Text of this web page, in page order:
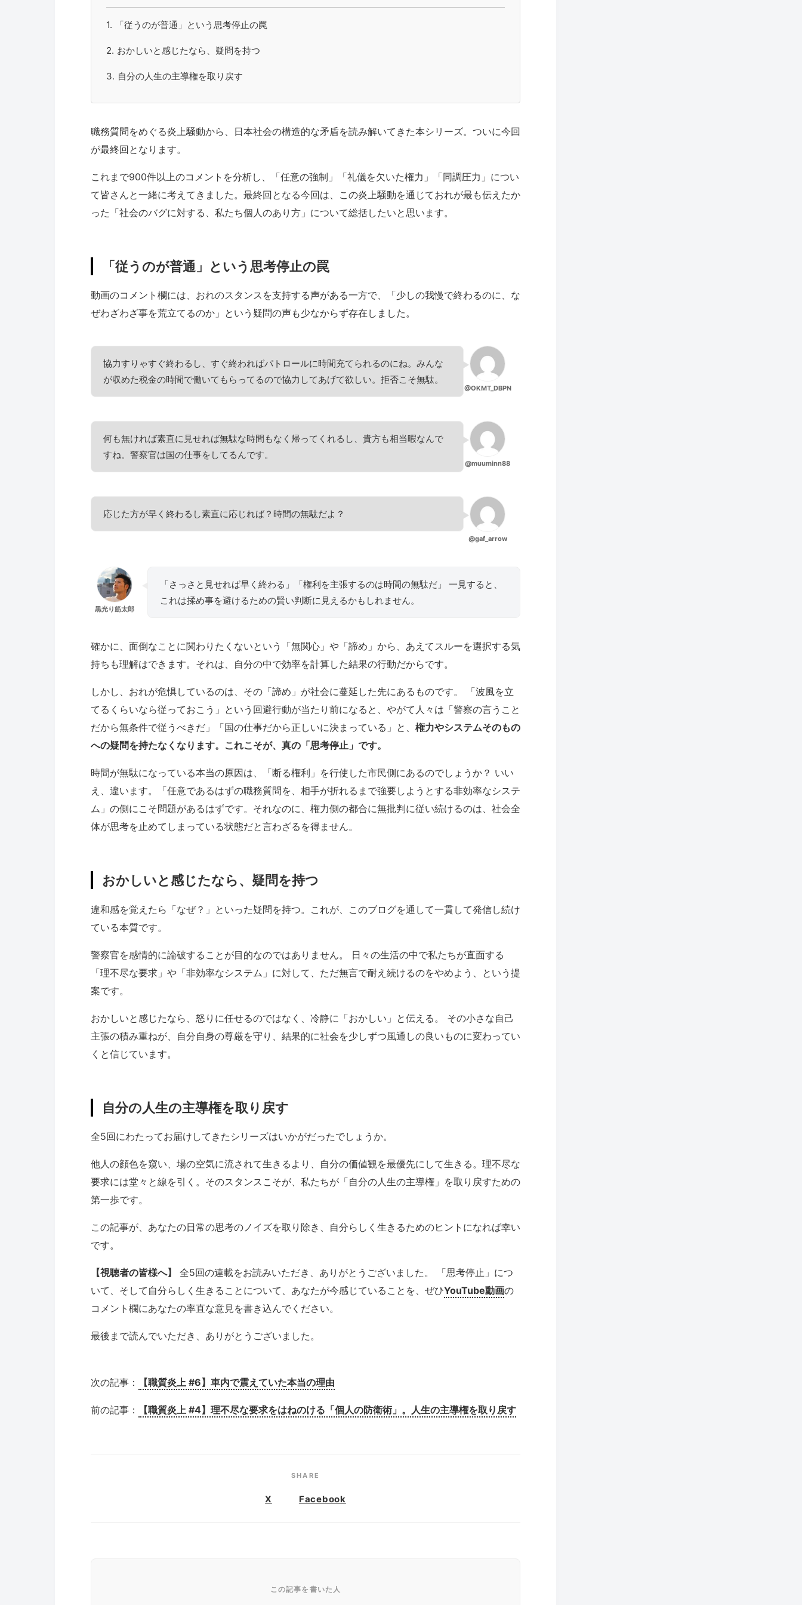
「従うのが普通」という思考停止の罠
おかしいと感じたなら、疑問を持つ
自分の人生の主導権を取り戻す
職務質問をめぐる炎上騒動から、日本社会の構造的な矛盾を読み解いてきた本シリーズ。ついに今回
が最終回となります。
これまで900件以上のコメントを分析し、「任意の強制」「礼儀を欠いた権力」「同調圧力」につい
て皆さんと一緒に考えてきました。最終回となる今回は、この炎上騒動を通じておれが最も伝えたか
った「社会のバグに対する、私たち個人のあり方」について総括したいと思います。
「従うのが普通」という思考停止の罠
動画のコメント欄には、おれのスタンスを支持する声がある一方で、「少しの我慢で終わるのに、な
ぜわざわざ事を荒立てるのか」という疑問の声も少なからず存在しました。
@OKMT_DBPN
協力すりゃすぐ終わるし、すぐ終わればパトロールに時間充てられるのにね。みんな
が収めた税金の時間で働いてもらってるので協力してあげて欲しい。拒否こそ無駄。
@muuminn88
何も無ければ素直に見せれば無駄な時間もなく帰ってくれるし、貴方も相当暇なんで
すね。警察官は国の仕事をしてるんです。
@gaf_arrow
応じた方が早く終わるし素直に応じれば？時間の無駄だよ？
黒光り筋太郎
「さっさと見せれば早く終わる」「権利を主張するのは時間の無駄だ」 一見すると、
これは揉め事を避けるための賢い判断に見えるかもしれません。
確かに、面倒なことに関わりたくないという「無関心」や「諦め」から、あえてスルーを選択する気
持ちも理解はできます。それは、自分の中で効率を計算した結果の行動だからです。
しかし、おれが危惧しているのは、その「諦め」が社会に蔓延した先にあるものです。 「波風を立
てるくらいなら従っておこう」という回避行動が当たり前になると、やがて人々は「警察の言うこと
だから無条件で従うべきだ」「国の仕事だから正しいに決まっている」と、 権力やシステムそのもの
への疑問を持たなくなります。これこそが、真の「思考停止」です。
時間が無駄になっている本当の原因は、「断る権利」を行使した市民側にあるのでしょうか？ いい
え、違います。「任意であるはずの職務質問を、相手が折れるまで強要しようとする非効率なシステ
ム」の側にこそ問題があるはずです。それなのに、権力側の都合に無批判に従い続けるのは、社会全
体が思考を止めてしまっている状態だと言わざるを得ません。
おかしいと感じたなら、疑問を持つ
違和感を覚えたら「なぜ？」といった疑問を持つ。これが、このブログを通して一貫して発信し続け
ている本質です。
警察官を感情的に論破することが目的なのではありません。 日々の生活の中で私たちが直面する
「理不尽な要求」や「非効率なシステム」に対して、ただ無言で耐え続けるのをやめよう、という提
案です。
おかしいと感じたなら、怒りに任せるのではなく、冷静に「おかしい」と伝える。 その小さな自己
主張の積み重ねが、自分自身の尊厳を守り、結果的に社会を少しずつ風通しの良いものに変わってい
くと信じています。
自分の人生の主導権を取り戻す
全5回にわたってお届けしてきたシリーズはいかがだったでしょうか。
他人の顔色を窺い、場の空気に流されて生きるより、自分の価値観を最優先にして生きる。理不尽な
要求には堂々と線を引く。そのスタンスこそが、私たちが「自分の人生の主導権」を取り戻すための
第一歩です。
この記事が、あなたの日常の思考のノイズを取り除き、自分らしく生きるためのヒントになれば幸い
です。
【視聴者の皆様へ】
全5回の連載をお読みいただき、ありがとうございました。 「思考停止」につ
いて、そして自分らしく生きることについて、あなたが今感じていることを、ぜひYouTube動画の
コメント欄にあなたの率直な意見を書き込んでください。
最後まで読んでいただき、ありがとうございました。
次の記事： 【職質炎上 #6】車内で震えていた本当の理由
前の記事： 【職質炎上 #4】理不尽な要求をはねのける「個人の防衛術」。人生の主導権を取り戻す
SHARE
X Facebook
この記事を書いた人